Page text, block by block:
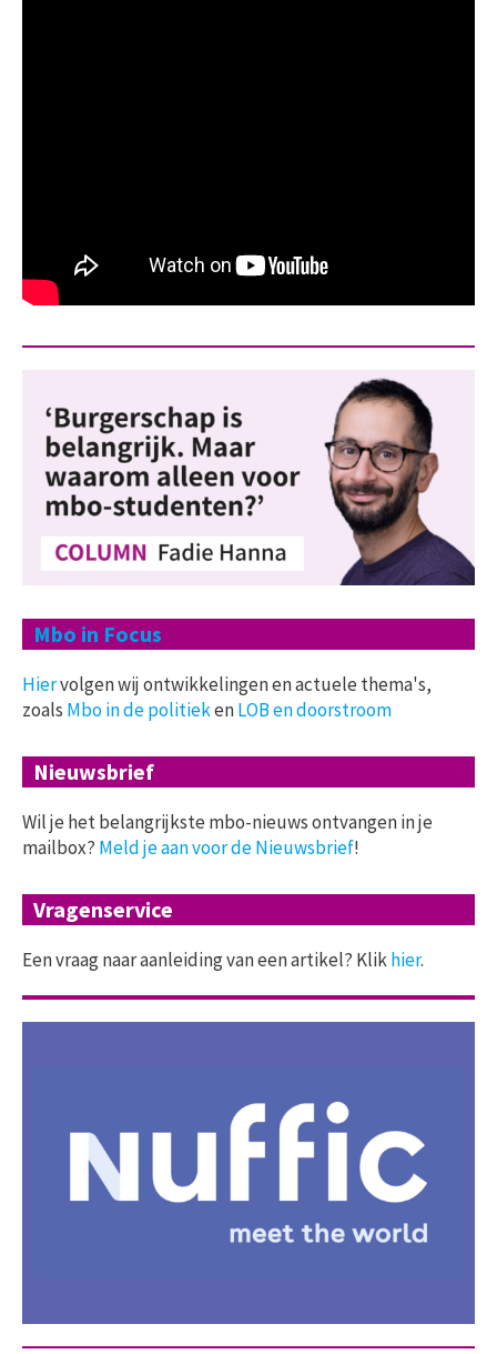
Mbo in Focus
Hiervolgen wij ontwikkelingen en actuele thema's,
zoals Mbo in de politiekenLOB en doorstroom
Nieuwsbrief
Wil je het belangrijkste mbo-nieuws ontvangen in je
mailbox? Meld je aan voor de Nieuwsbrief!
Vragenservice
Een vraag naar aanleiding van een artikel? Klikhier.